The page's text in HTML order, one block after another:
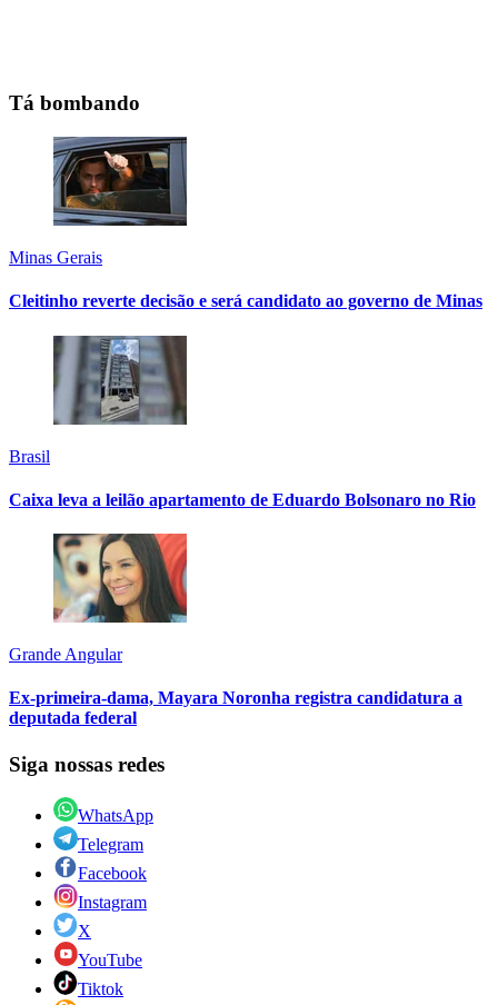
Tá bombando
Minas Gerais
Cleitinho reverte decisão e será candidato ao governo de Minas
Brasil
Caixa leva a leilão apartamento de Eduardo Bolsonaro no Rio
Grande Angular
Ex-primeira-dama, Mayara Noronha registra candidatura a
deputada federal
Siga nossas redes
WhatsApp
Telegram
Facebook
Instagram
X
YouTube
Tiktok